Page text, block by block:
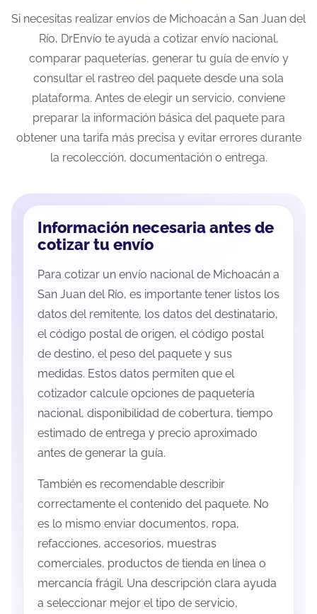
Si necesitas realizar envíos de Michoacán a San Juan del
Río, DrEnvío te ayuda a cotizar envío nacional,
comparar paqueterías, generar tu guía de envío y
consultar el rastreo del paquete desde una sola
plataforma. Antes de elegir un servicio, conviene
preparar la información básica del paquete para
obtener una tarifa más precisa y evitar errores durante
la recolección, documentación o entrega.
Información necesaria antes de
cotizar tu envío
Para cotizar un envío nacional de Michoacán a
San Juan del Río, es importante tener listos los
datos del remitente, los datos del destinatario,
el código postal de origen, el código postal
de destino, el peso del paquete y sus
medidas. Estos datos permiten que el
cotizador calcule opciones de paquetería
nacional, disponibilidad de cobertura, tiempo
estimado de entrega y precio aproximado
antes de generar la guía.
También es recomendable describir
correctamente el contenido del paquete. No
es lo mismo enviar documentos, ropa,
refacciones, accesorios, muestras
comerciales, productos de tienda en línea o
mercancía frágil. Una descripción clara ayuda
a seleccionar mejor el tipo de servicio,